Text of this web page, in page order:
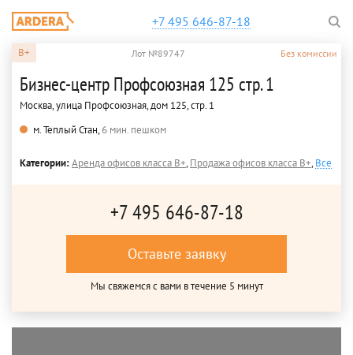
+7 495 646-87-18
B+ Лот №89747 Без комиссии
Бизнес-центр Профсоюзная 125 стр. 1
Москва, улица Профсоюзная, дом 125, стр. 1
м. Теплый Стан,6 мин. пешком
Категории:Аренда офисов класса B+,Продажа офисов класса B+,Все
+7 495 646-87-18
Оставьте заявку
Мы свяжемся с вами в течение 5 минут